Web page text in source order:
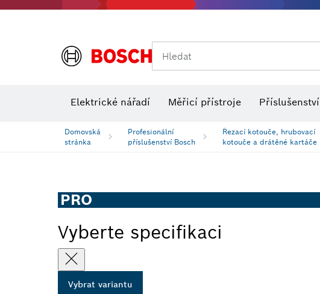
Hledat
Elektrické nářadí Měřicí přístroje Příslušenství
Domovská
stránka
Profesionální
příslušenství Bosch
Řezací kotouče, hrubovací
kotouče a drátěné kartáče
PRO
Vyberte specifikaci
Vybrat variantu